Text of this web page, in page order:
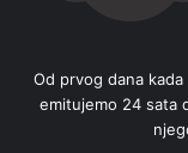
Od prvog dana
emitujemo 24 sata